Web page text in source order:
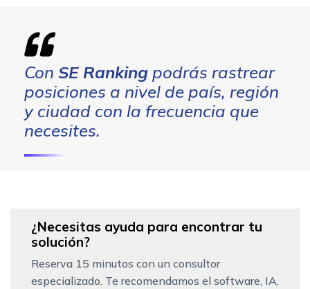
Con SE Ranking podrás rastrear
posiciones a nivel de país, región
y ciudad con la frecuencia que
necesites.
¿Necesitas ayuda para encontrar tu
solución?
Reserva 15 minutos con un consultor
especializado. Te recomendamos el software, IA,